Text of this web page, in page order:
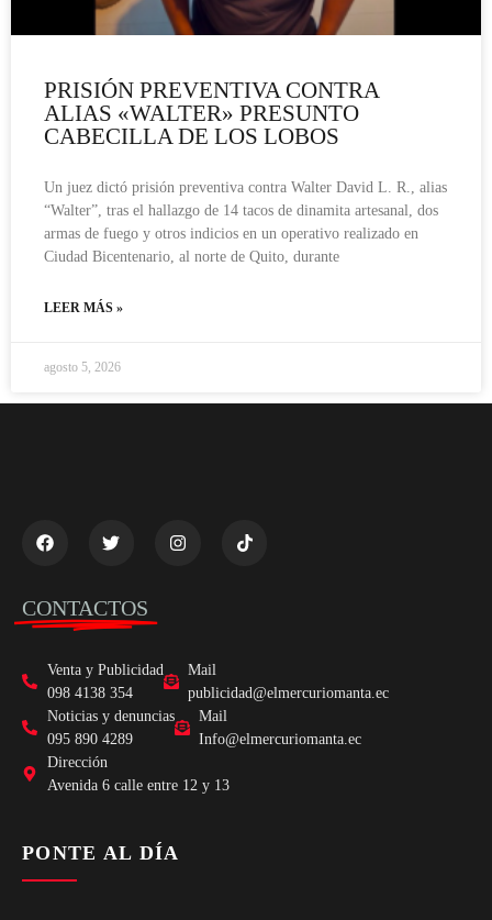
PRISIÓN PREVENTIVA CONTRA
ALIAS «WALTER» PRESUNTO
CABECILLA DE LOS LOBOS
Un juez dictó prisión preventiva contra Walter David L. R., alias
“Walter”, tras el hallazgo de 14 tacos de dinamita artesanal, dos
armas de fuego y otros indicios en un operativo realizado en
Ciudad Bicentenario, al norte de Quito, durante
LEER MÁS »
agosto 5, 2026
CONTACTOS
Venta y Publicidad
098 4138 354
Mail
publicidad@elmercuriomanta.ec
Noticias y denuncias
095 890 4289
Mail
Info@elmercuriomanta.ec
Dirección
Avenida 6 calle entre 12 y 13
PONTE AL DÍA